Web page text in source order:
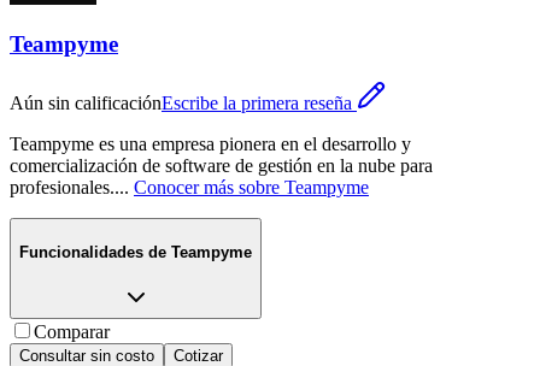
Teampyme
Aún sin calificaciónEscribe la primera reseña
Teampyme es una empresa pionera en el desarrollo y
comercialización de software de gestión en la nube para
profesionales.... Conocer más sobre Teampyme
Funcionalidades de Teampyme
Comparar
Consultar sin costo Cotizar